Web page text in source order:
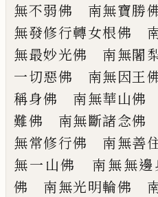
無不弱佛 南無寶勝
無發修行轉女根佛
無最妙光佛 南無闍
一切惡佛 南無因王
稱身佛 南無華山佛
難佛 南無斷諸念佛
無常修行佛 南無善
無一山佛 南無無
佛 南無光明輪佛